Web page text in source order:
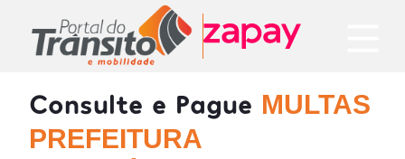
Consulte e Pague MULTAS
PREFEITURA